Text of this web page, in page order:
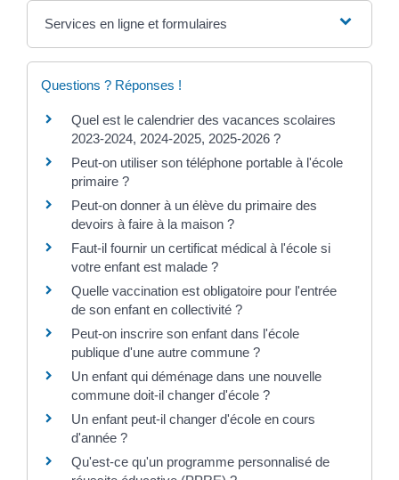
Services en ligne et formulaires
Questions ? Réponses !
Quel est le calendrier des vacances scolaires
2023-2024, 2024-2025, 2025-2026 ?
Peut-on utiliser son téléphone portable à l'école
primaire ?
Peut-on donner à un élève du primaire des
devoirs à faire à la maison ?
Faut-il fournir un certificat médical à l'école si
votre enfant est malade ?
Quelle vaccination est obligatoire pour l'entrée
de son enfant en collectivité ?
Peut-on inscrire son enfant dans l'école
publique d'une autre commune ?
Un enfant qui déménage dans une nouvelle
commune doit-il changer d'école ?
Un enfant peut-il changer d'école en cours
d'année ?
Qu'est-ce qu'un programme personnalisé de